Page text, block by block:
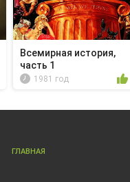
Всемирная история,
часть 1
1981 год
ГЛАВНАЯ